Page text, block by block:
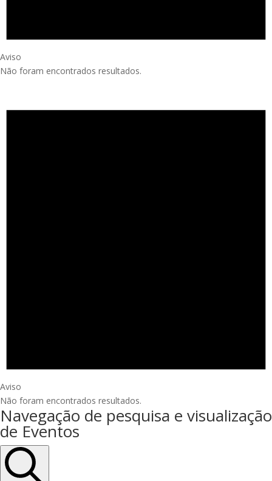
Aviso
Não foram encontrados resultados.
Aviso
Não foram encontrados resultados.
Navegação de pesquisa e visualização
de Eventos